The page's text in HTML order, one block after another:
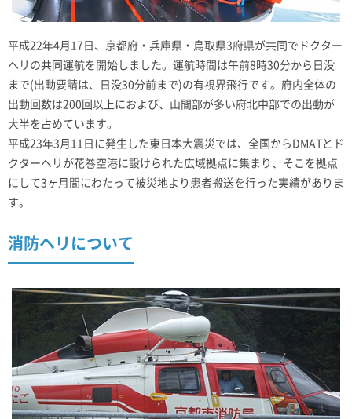
平成22年4月17日、京都府・兵庫県・鳥取県3府県が共同でドクター
ヘリの共同運航を開始しました。運航時間は午前8時30分から日没
まで(出動要請は、日没30分前まで)の有視界飛行です。府内全体の
出動回数は200回以上におよび、山間部が多い府北中部での出動が
大半を占めています。
平成23年3月11日に発生した東日本大震災では、全国からDMATとド
クターヘリが花巻空港に設けられた広域拠点に集まり、そこを拠点
にして3ヶ月間にわたって被災地より患者搬送を行った実績がありま
す。
消防ヘリについて